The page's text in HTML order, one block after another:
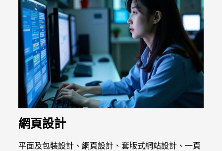
網頁設計
平面及包裝設計、網頁設計、套版式網站設計、一頁